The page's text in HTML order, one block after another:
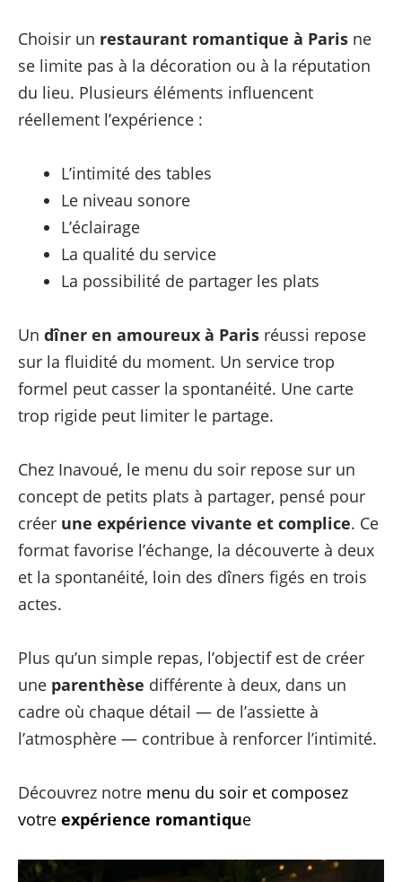
Choisir un restaurant romantique à Parisne
se limite pas à la décoration ou à la réputation
du lieu. Plusieurs éléments influencent
réellement l’expérience :
L’intimité des tables
Le niveau sonore
L’éclairage
La qualité du service
La possibilité de partager les plats
Un dîner en amoureux à Parisréussi repose
sur la fluidité du moment. Un service trop
formel peut casser la spontanéité. Une carte
trop rigide peut limiter le partage.
Chez Inavoué, le menu du soir repose sur un
concept de petits plats à partager, pensé pour
créer une expérience vivante et complice. Ce
format favorise l’échange, la découverte à deux
et la spontanéité, loin des dîners figés en trois
actes.
Plus qu’un simple repas, l’objectif est de créer
une parenthèse différente à deux, dans un
cadre où chaque détail — de l’assiette à
l’atmosphère — contribue à renforcer l’intimité.
Découvrez notre menu du soir et composez
votre expérience romantique